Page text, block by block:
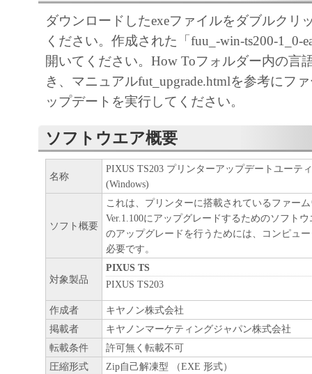
用であること、または本ソフトウェア
と、その他本ソフトウェアに関してい
しません。
キヤノン、キヤノンマーケティングジ
よびキヤノンのライセンサーは、本ソ
に付随または関連して生ずる直接的ま
失、損害等について、いかなる場合に
任を負いません。
ユーザーは、日本国政府または該当国
許可等を得ることなしに、本ソフトウ
一部を、直接または間接に輸出しては
ダウンロードしたexeファイルをダブルクリ
ください。作成された「fuu_-win-ts200-1_0-
開いてください。How Toフォルダー内の言
き、マニュアルfut_upgrade.htmlを参考にフ
ップデートを実行してください。
ソフトウエア概要
名称
PIXUS TS203 プリンターアップデートユーテ
(Windows)
ソフト概要
これは、プリンターに搭載されているファー
Ver.1.100にアップグレードするためのソフト
のアップグレードを行うためには、コンピュ
必要です。
対象製品
PIXUS TS
PIXUS TS203
作成者
キヤノン株式会社
掲載者
キヤノンマーケティングジャパン株式会社
転載条件
許可無く転載不可
圧縮形式
Zip自己解凍型 （EXE 形式）